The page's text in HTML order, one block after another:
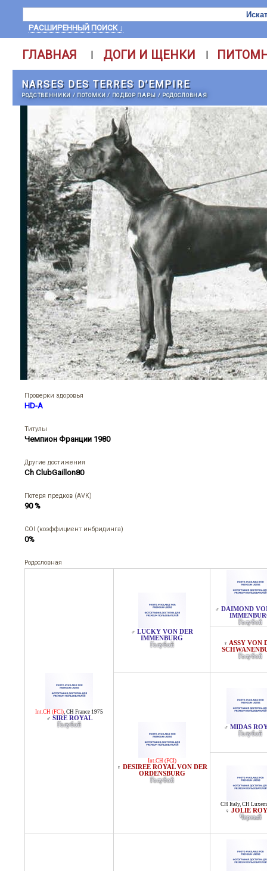
РАСШИРЕННЫЙ ПОИСК ↓
ГЛАВНАЯ | ДОГИ И ЩЕНКИ |
NARSES DES TERRES D’EMPIRE
РОДСТВЕННИКИ / ПОТОМКИ/ ПОДБОР ПАРЫ / РОДОСЛОВНАЯ
Проверки здоровья
HD-A
Титулы
Чемпион Франции 1980
Другие достижения
Ch ClubGaillon80
Потеря предков (AVK)
90 %
COI (коэффициент инбридинга)
0%
Родословная
Int.CH (FCI), CH France 1975
♂ SIRE ROYAL
Голубой
♂ LUCKY VON DER
IMMENBURG
Голубой
♂ DAIMOND
Голубой
♀ ASSY VON
Голубой
Int.CH (FCI)
♀ DESIREE ROYAL VON DER
ORDENSBURG
Голубой
♂ MIDAS
Голубой
CH Italy, CH
♀ JOLIE
Черный